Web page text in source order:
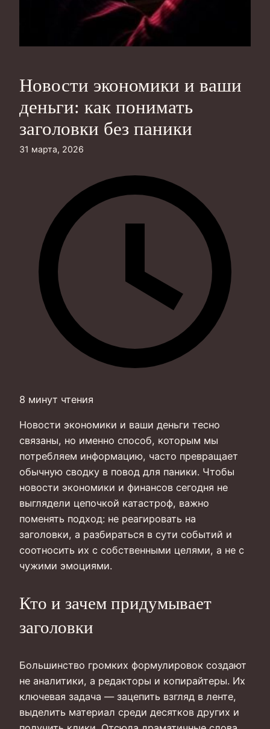
Новости экономики и ваши
деньги: как понимать
заголовки без паники
31 марта, 2026
8 минут чтения
Новости экономики и ваши деньги тесно
связаны, но именно способ, которым мы
потребляем информацию, часто превращает
обычную сводку в повод для паники. Чтобы
новости экономики и финансов сегодня не
выглядели цепочкой катастроф, важно
поменять подход: не реагировать на
заголовки, а разбираться в сути событий и
соотносить их с собственными целями, а не с
чужими эмоциями.
Кто и зачем придумывает
заголовки
Большинство громких формулировок создают
не аналитики, а редакторы и копирайтеры. Их
ключевая задача — зацепить взгляд в ленте,
выделить материал среди десятков других и